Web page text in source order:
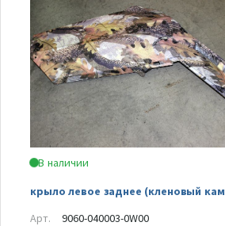
В наличии
крыло левое заднее (кленовый
Арт.
9060-040003-0W00